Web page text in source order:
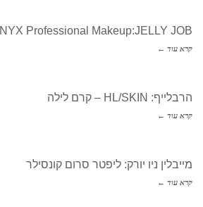
NYX Professional Makeup:JELLY JOB
קרא עוד ←
הרבלייף: HL/SKIN – קרם לילה
קרא עוד ←
מייבלין ניו יורק: ליפטר סרום קונסילר
קרא עוד ←